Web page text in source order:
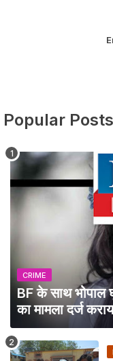
Popular Posts
CRIME
BF के साथ भोपाल
का मामला दर्ज